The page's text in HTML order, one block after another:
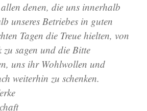
denen, die uns innerhalb
unseres Betriebes in guten
Tagen die Treue hielten, von
zu sagen und die Bitte
uns ihr Wohlwollen und
weiterhin zu schenken.